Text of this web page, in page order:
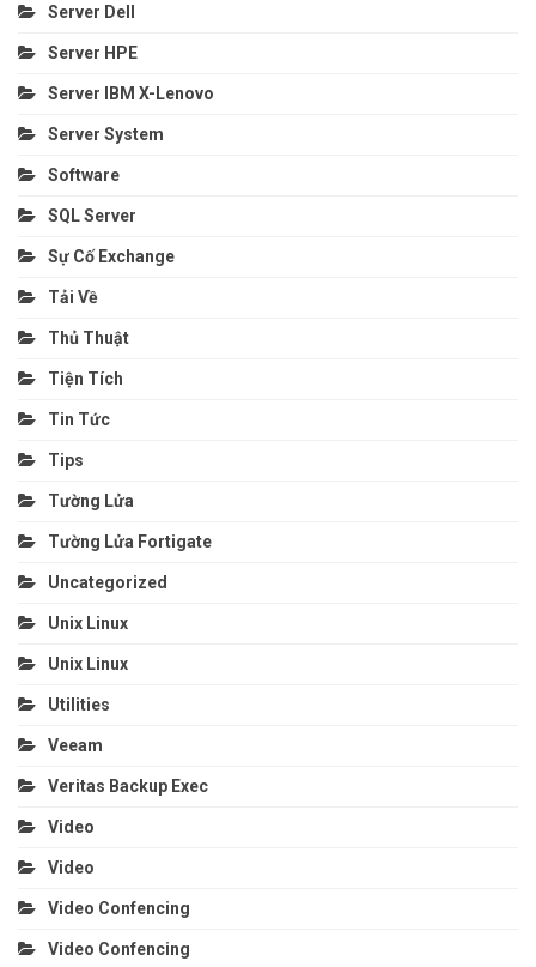
Server Dell
Server HPE
Server IBM X-Lenovo
Server System
Software
SQL Server
Sự Cố Exchange
Tải Về
Thủ Thuật
Tiện Tích
Tin Tức
Tips
Tường Lửa
Tường Lửa Fortigate
Uncategorized
Unix Linux
Unix Linux
Utilities
Veeam
Veritas Backup Exec
Video
Video
Video Confencing
Video Confencing